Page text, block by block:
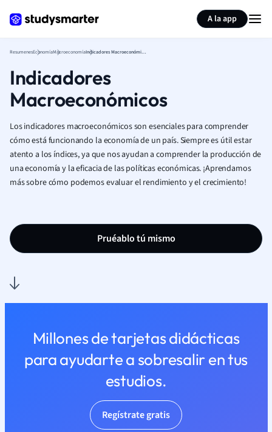
A la app
ResumenesEconomíaMacroeconomía Indicadores Macroeconómicos
Indicadores
Macroeconómicos
Los indicadores macroeconómicos son esenciales para comprender
cómo está funcionando la economía de un país. Siempre es útil estar
atento a los índices, ya que nos ayudan a comprender la producción de
una economía y la eficacia de las políticas económicas. ¡Aprendamos
más sobre cómo podemos evaluar el rendimiento y el crecimiento!
Pruéablo tú mismo
Millones de tarjetas didácticas
para ayudarte a sobresalir en tus
estudios.
Regístrate gratis
Resumir página